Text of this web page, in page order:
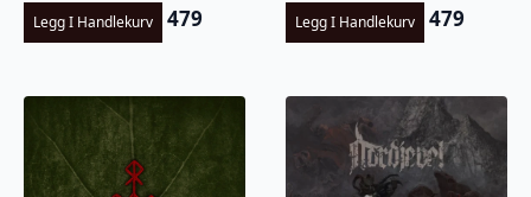
Legg I Handlekurv 479 Legg I Handlekurv 479